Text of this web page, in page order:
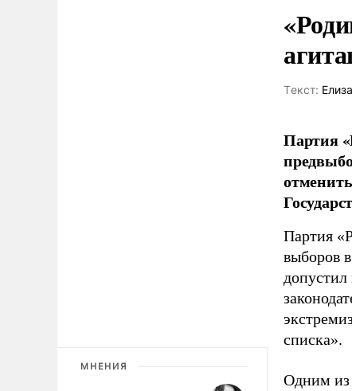
МНЕНИЯ
Tекст:
Партия
Партия
выборов
допустил
списка».
Одним из